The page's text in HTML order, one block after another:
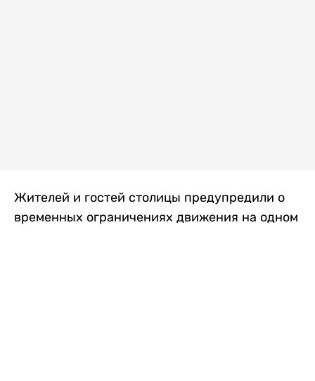
Жителей и гостей столицы предупредили о
временных ограничениях движения на одном